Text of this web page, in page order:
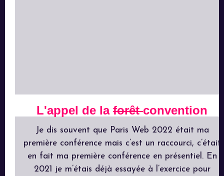
L'appel de la forêtconvention
Je dis souvent que Paris Web 2022 était ma
première conférence mais c’est un raccourci, c’était
en fait ma première conférence en présentiel. En
2021 je m’étais déjà essayée à l’exercice pour